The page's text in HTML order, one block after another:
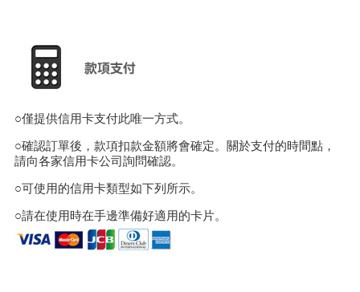
○僅提供信用卡支付此唯一方式。
○確認訂單後，款項扣款金額將會確定。關於支付的時間點，
請向各家信用卡公司詢問確認。
○可使用的信用卡類型如下列所示。
○請在使用時在手邊準備好適用的卡片。